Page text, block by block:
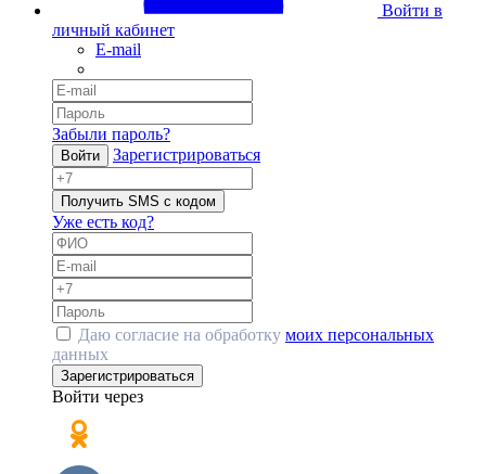
Войти в
личный кабинет
E-mail
Забыли пароль?
Войти Зарегистрироваться
Получить SMS с кодом
Уже есть код?
Даю согласие на обработку моих персональных
данных
Зарегистрироваться
Войти через